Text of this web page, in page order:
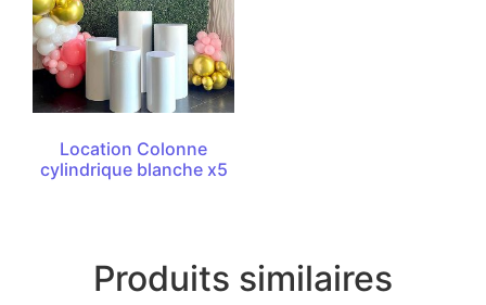
Location Colonne
cylindrique blanche x5
Produits similaires